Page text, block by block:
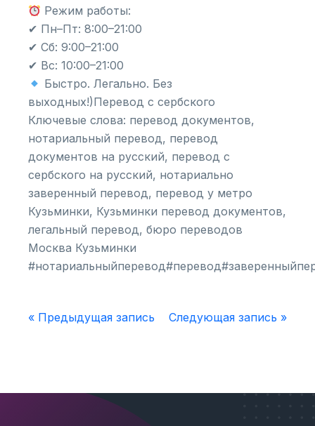
Режим работы:
✔ Пн–Пт: 8:00–21:00
✔ Сб: 9:00–21:00
✔ Вс: 10:00–21:00
Быстро. Легально. Без
выходных!)Перевод с сербского
Ключевые слова: перевод документов,
нотариальный перевод, перевод
документов на русский, перевод c
сербского на русский, нотариально
заверенный перевод, перевод у метро
Кузьминки, Кузьминки перевод документов,
легальный перевод, бюро переводов
Москва Кузьминки
« Предыдущая запись Следующая запись »